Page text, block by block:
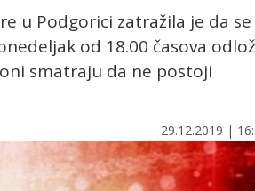
u Podgorici zatražila je da se
od 18.00 časova
smatraju da ne postoji
29.12.2019 |